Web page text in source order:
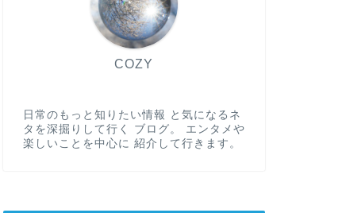
COZY
日常のもっと知りたい情報 と気になるネ
タを深掘りして行く ブログ。 エンタメや
楽しいことを中心に 紹介して行きます。